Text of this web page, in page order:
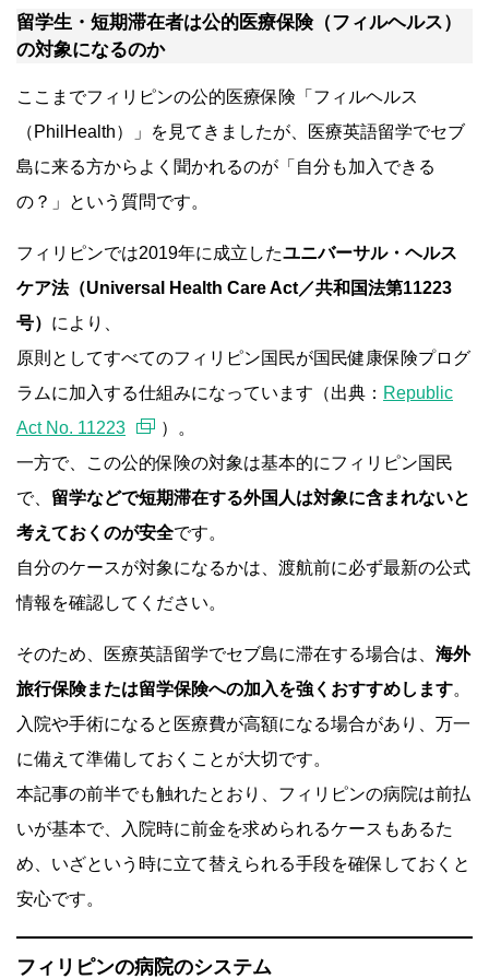
留学生・短期滞在者は公的医療保険（フィルヘルス）
の対象になるのか
ここまでフィリピンの公的医療保険「フィルヘルス
（PhilHealth）」を見てきましたが、医療英語留学でセブ
島に来る方からよく聞かれるのが「自分も加入できる
の？」という質問です。
フィリピンでは2019年に成立したユニバーサル・ヘルス
ケア法（Universal Health Care Act／共和国法第11223
号） により、
原則としてすべてのフィリピン国民が国民健康保険プログ
ラムに加入する仕組みになっています（出典： Republic
Act No. 11223
）。
一方で、この公的保険の対象は基本的にフィリピン国民
で、 留学などで短期滞在する外国人は対象に含まれないと
考えておくのが安全です。
自分のケースが対象になるかは、渡航前に必ず最新の公式
情報を確認してください。
そのため、医療英語留学でセブ島に滞在する場合は、 海外
旅行保険または留学保険への加入を強くおすすめします。
入院や手術になると医療費が高額になる場合があり、万一
に備えて準備しておくことが大切です。
本記事の前半でも触れたとおり、フィリピンの病院は前払
いが基本で、入院時に前金を求められるケースもあるた
め、いざという時に立て替えられる手段を確保しておくと
安心です。
フィリピンの病院のシステム